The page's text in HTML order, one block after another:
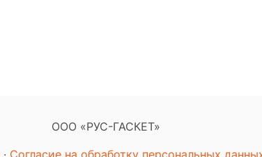
ООО «РУС-ГАСКЕТ»
· Согласие на обработку персональных